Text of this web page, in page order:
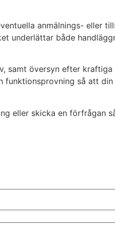
anmälnings- eller
underlättar både
samt översyn efter
funktionsprovning så att
eller skicka en förfrågan